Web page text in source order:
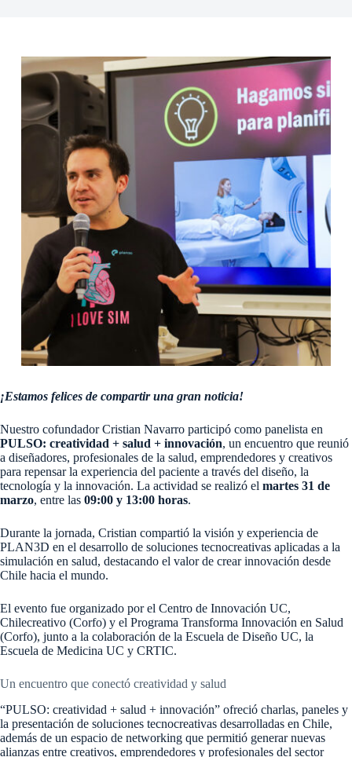
¡Estamos felices de compartir una gran noticia!
Nuestro cofundador Cristian Navarro participó como panelista en
PULSO: creatividad + salud + innovación, un encuentro que reunió
a diseñadores, profesionales de la salud, emprendedores y creativos
para repensar la experiencia del paciente a través del diseño, la
tecnología y la innovación. La actividad se realizó el martes 31 de
marzo, entre las 09:00 y 13:00 horas.
Durante la jornada, Cristian compartió la visión y experiencia de
PLAN3D en el desarrollo de soluciones tecnocreativas aplicadas a la
simulación en salud, destacando el valor de crear innovación desde
Chile hacia el mundo.
El evento fue organizado por el Centro de Innovación UC,
Chilecreativo (Corfo) y el Programa Transforma Innovación en Salud
(Corfo), junto a la colaboración de la Escuela de Diseño UC, la
Escuela de Medicina UC y CRTIC.
Un encuentro que conectó creatividad y salud
“PULSO: creatividad + salud + innovación” ofreció charlas, paneles y
la presentación de soluciones tecnocreativas desarrolladas en Chile,
además de un espacio de networking que permitió generar nuevas
alianzas entre creativos, emprendedores y profesionales del sector